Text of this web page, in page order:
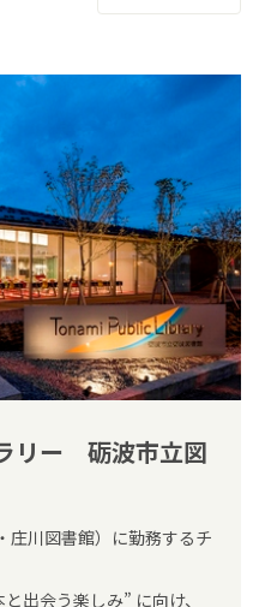
リー 砺波市立図
庄川図書館）に勤務するチ
出会う楽しみ” に向け、